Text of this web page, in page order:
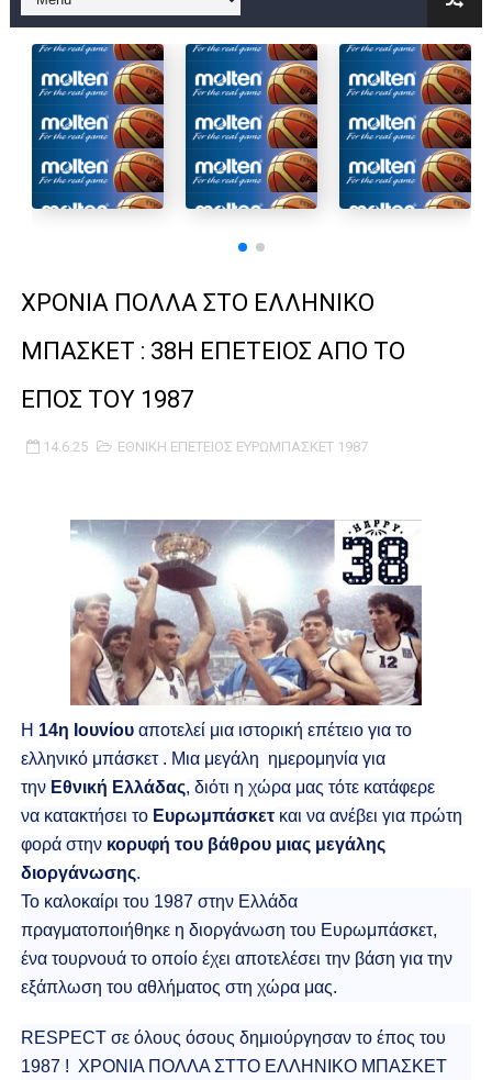
B ΕΦΗΒΩΝ F4 : Χάλκινο το Πέρα 71-56 την Δραπετσώνα στον
Στην National League 2 ο Μανδραϊκός 83-72 τον Εθνικό
Live streaming ΜΠΑΡΑΖ ΑΝΟΔΟΥ ΣΤΗΝ NL 2 : ΑΥΡΙΟ
Β΄ ΕΦΗΒΩΝ F4 : Εντυπωσιακός ο Ρέντης στον τελικό 104-77
ΧΡΟΝΙΑ ΠΟΛΛΑ ΣΤΟ ΕΛΛΗΝΙΚΟ ΜΠΑΣΚΕΤ : 39Η ΕΠΕΤΕΙΟΣ ΑΠΟ
Ο δρόμος για τον 29ο τελικό κυπέλλου ανδρών ΕΣΚΑΝΑ
U21: Τεράστια πρόκριση για τον Πανελευσινιακό στον
Γ΄ανδρών play offs : "Σκληρό" καρύδι η Φιλία Περάματος
Play off B εφήβων Β φάση Στο f4 ΑΕ Ρέντη, Πέρα , Ερμής
ΧΡΟΝΙΑ ΠΟΛΛΑ ΣΤΟ ΕΛΛΗΝΙΚΟ
ΜΠΑΣΚΕΤ : 38Η ΕΠΕΤΕΙΟΣ ΑΠΟ ΤΟ
ΕΠΟΣ ΤΟΥ 1987
14.6.25 ΕΘΝΙΚΗ ΕΠΕΤΕΙΟΣ ΕΥΡΩΜΠΑΣΚΕΤ 1987
Η 14η Ιουνίου αποτελεί μια ιστορική επέτειο για το
ελληνικό μπάσκετ . Μια μεγάλη ημερομηνία για
την Εθνική Ελλάδας, διότι η χώρα μας τότε κατάφερε
να κατακτήσει το Ευρωμπάσκετ και να ανέβει για πρώτη
φορά στην κορυφή του βάθρου μιας μεγάλης
διοργάνωσης.
Το καλοκαίρι του 1987 στην Ελλάδα
πραγματοποιήθηκε η διοργάνωση του Ευρωμπάσκετ,
ένα τουρνουά το οποίο έχει αποτελέσει την βάση για την
εξάπλωση του αθλήματος στη χώρα μας.
RESPECT σε όλους όσους δημιούργησαν το έπος του
1987 ! ΧΡΟΝΙΑ ΠΟΛΛΑ ΣΤΤΟ ΕΛΛΗΝΙΚΟ ΜΠΑΣΚΕΤ